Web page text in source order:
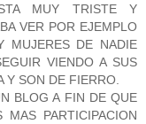
MUY TRISTE Y
VER POR EJEMPLO
MUJERES DE NADIE
VIENDO A SUS
Y SON DE FIERRO.
BLOG A FIN DE QUE
MAS PARTICIPACION